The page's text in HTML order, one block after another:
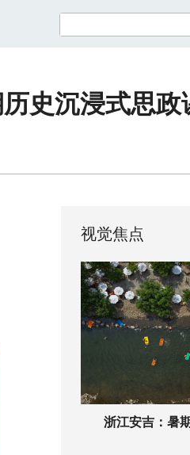
史沉浸式思政
视觉焦点
浙江安吉：暑